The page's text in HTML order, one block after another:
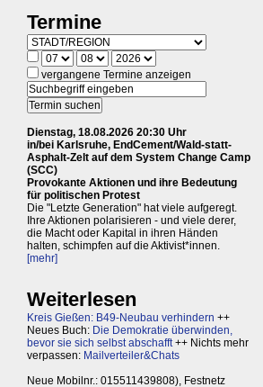
Termine
vergangene Termine anzeigen
Dienstag, 18.08.2026 20:30 Uhr
in/bei Karlsruhe, EndCement/Wald-statt-
Asphalt-Zelt auf dem System Change Camp
(SCC)
Provokante Aktionen und ihre Bedeutung
für politischen Protest
Die "Letzte Generation" hat viele aufgeregt.
Ihre Aktionen polarisieren - und viele derer,
die Macht oder Kapital in ihren Händen
halten, schimpfen auf die Aktivist*innen.
[mehr]
Weiterlesen
Kreis Gießen: B49-Neubau verhindern ++
Neues Buch: Die Demokratie überwinden,
bevor sie sich selbst abschafft++ Nichts mehr
verpassen: Mailverteiler&Chats
Neue Mobilnr.: 015511439808), Festnetz